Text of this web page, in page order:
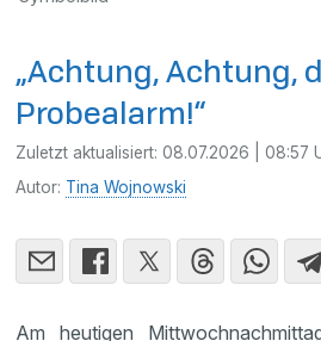
„Achtung, Achtung,
Probealarm!“
Zuletzt aktualisiert:08.07.2026 | 08:57
Autor: Tina Wojnowski
Am heutigen